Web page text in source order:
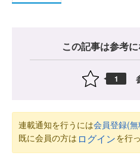
この記事は参考
1
連載通知を行うには会員登録(無
既に会員の方は ログインを行